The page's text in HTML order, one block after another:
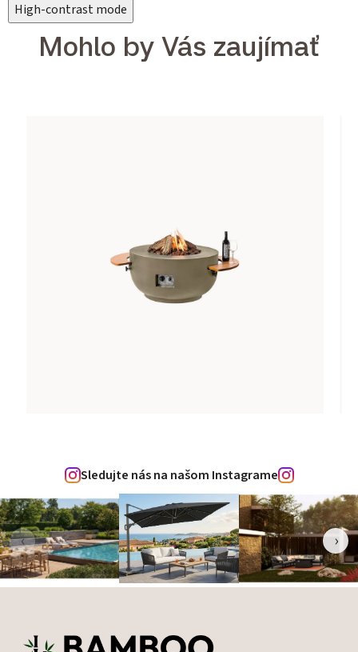
High-contrast mode
Mohlo by Vás zaujímať
Sledujte nás na našom Instagrame
‹ ›